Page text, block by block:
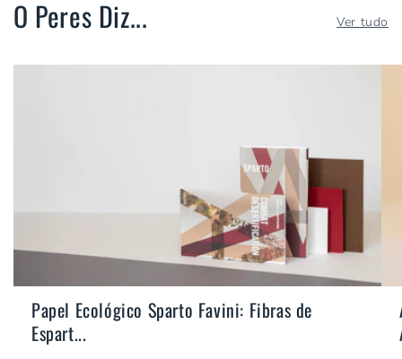
O Peres Diz... Ver tudo
Papel Ecológico Sparto Favini: Fibras de
Espart...